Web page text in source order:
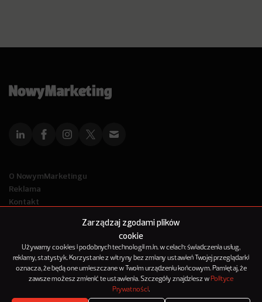
Zarządzaj zgodami plików
cookie
Używamy cookies i podobnych technologii m.in. w celach: świadczenia usług,
reklamy, statystyk. Korzystanie z witryny bez zmiany ustawień Twojej przeglądarki
oznacza, że będą one umieszczane w Twoim urządzeniu końcowym. Pamiętaj, że
zawsze możesz zmienić te ustawienia. Szczegóły znajdziesz w Polityce
Prywatności.
O NowymMarketingu
Reklama
Kontakt
© 2012-2025
NowyMarketing jest marką 143Media Sp. z o.o.